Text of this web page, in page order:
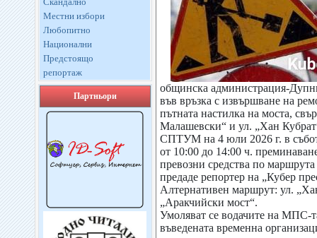
Местни избори
Любопитно
Национални
Предстоящо
репортаж
Партньори
общинска администрация-
във връзка с извършване на
пътната настилка на моста,
Малашевски“ и ул. „Хан
СПТУМ на 4 юли 2026 г. в
от 10:00 до 14:00 ч.
превозни средства по
предаде репортер на „Кубер
Алтернативен маршрут: ул.
„Аракчийски мост“.
Умоляват се водачите на МПС-
въведената временна